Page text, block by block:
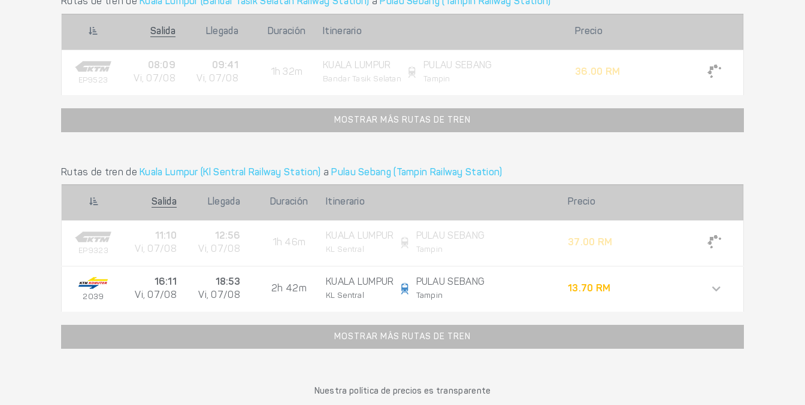
Salida Llegada Duración Itinerario Precio
EP9523
08:09
Vi, 07/08
09:41
Vi, 07/08
1h 32m
KUALA LUMPUR
Bandar Tasik Selatan
PULAU SEBANG
Tampin
36.00 RM
MOSTRAR MÁS RUTAS DE TREN
Rutas de tren de Kuala Lumpur (Kl Sentral Railway Station) a Pulau Sebang (Tampin Railway Station)
Salida Llegada Duración Itinerario Precio
EP9323
11:10
Vi, 07/08
12:56
Vi, 07/08
1h 46m
KUALA LUMPUR
KL Sentral
PULAU SEBANG
Tampin
37.00 RM
2039
16:11
Vi, 07/08
18:53
Vi, 07/08
2h 42m
KUALA LUMPUR
KL Sentral
PULAU SEBANG
Tampin
13.70 RM
MOSTRAR MÁS RUTAS DE TREN
Nuestra política de precios es transparente